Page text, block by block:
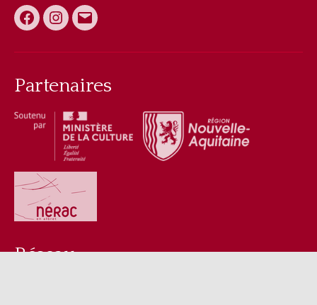
FacebookInstagram
E-
Partenaires
Réseau